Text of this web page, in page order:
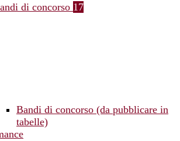
di concorso 17
Bandi di concorso (da pubblicare in
tabelle)